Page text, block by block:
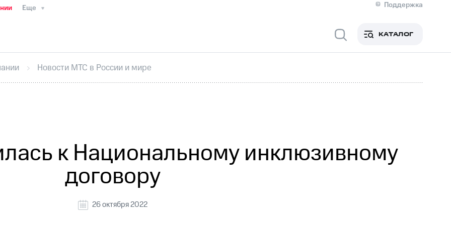
Еще
Поддержка
Медиа-центр
ИнтервьюФинансовая отчетностьКонтактыПригласить спикера
секретарьРаскрытие информации
кабинет акционераАкционерный капиталКонтроль и аудитРынок акций
КАТАЛОГ
Новости МТС в России и мире
к Национальному инклюзивному
договору
26 октября 2022